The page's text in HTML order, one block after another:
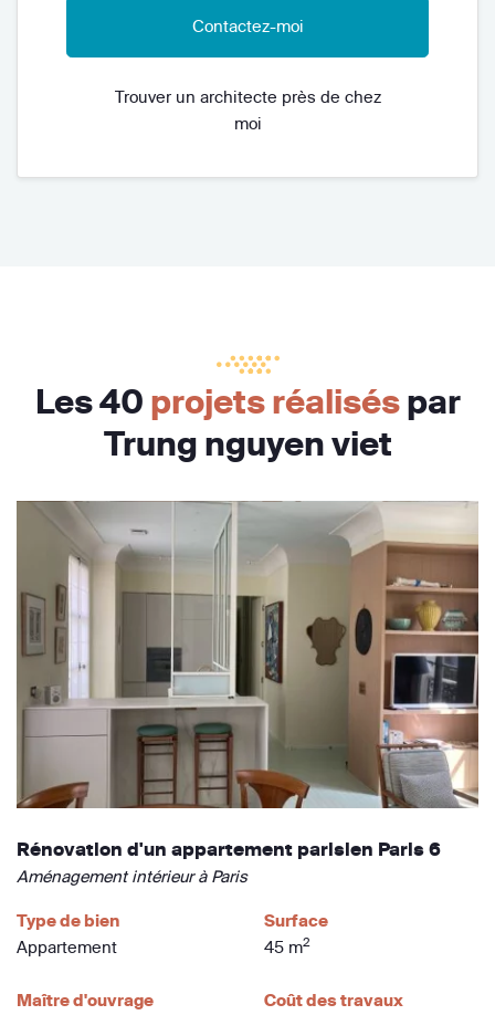
Contactez-moi
Trouver un architecte près de chez
moi
Les 40 projets réaliséspar
Trung nguyen viet
Rénovation d'un appartement parisien Paris 6
Aménagement intérieur à Paris
Type de bien
Appartement
Surface
45 m2
Maître d'ouvrage
Coût des travaux